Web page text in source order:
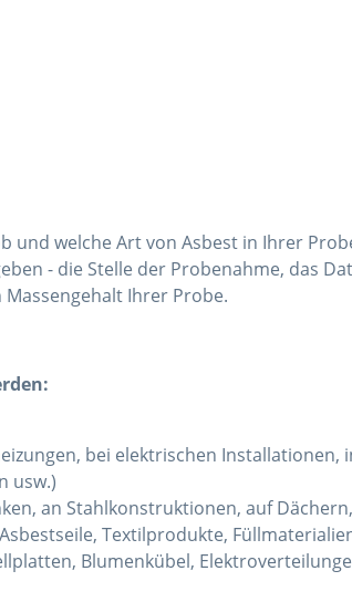
und welche Art von Asbest in Ihrer
- die Stelle der Probenahme, das
Ihrer Probe.
bei elektrischen Installationen,
usw.)
an Stahlkonstruktionen, auf
Textilprodukte,
Blumenkübel,